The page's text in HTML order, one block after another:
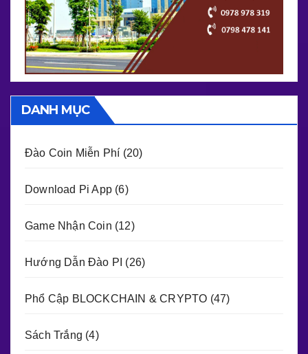
DANH MỤC
Đào Coin Miễn Phí (20)
Download Pi App (6)
Game Nhận Coin (12)
Hướng Dẫn Đào PI (26)
Phổ Cập BLOCKCHAIN & CRYPTO (47)
Sách Trắng (4)